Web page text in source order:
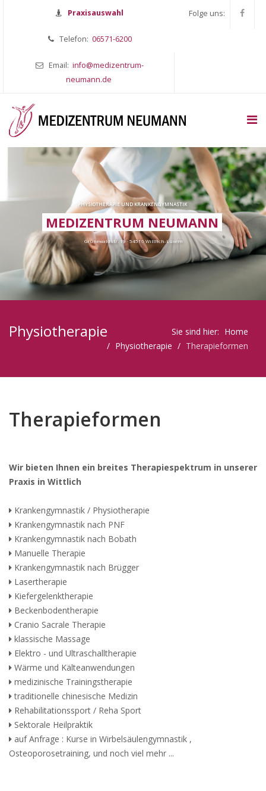
Praxisauswahl
Telefon: 06571-6200
Email: info@medizentrum-
neumann.de
Folge uns:
PHYSIOTHERAPIE UND KRANKENGYMNASTIK
MEDIZENTRUM NEUMANN
Grünewaldstr. 19 · 54516 Wittlich-Lüxem
Physiotherapie Sie sind hier: Home
Physiotherapie
Therapieformen
Therapieformen
Wir bieten Ihnen ein breites Therapiespektrum in unserer
Praxis in Wittlich
Krankengymnastik / Physiotherapie
Krankengymnastik nach PNF
Krankengymnastik nach Bobath
Manuelle Therapie
Krankengymnastik nach Brügger
Lasertherapie
Kiefergelenktherapie
Beckenbodentherapie
Cranio Sacrale Therapie
klassische Massage
Elektro - und Ultraschalltherapie
Wärme und Kälteanwendungen
medizinische Trainingstherapie
traditionelle chinesische Medizin
Rehabilitationssport / Reha Sport
Sektorale Heilpraktik
auf Anfrage : Kurse in Wirbelsäulengymnastik ,
Osteoporosetraining, und noch viel mehr ...